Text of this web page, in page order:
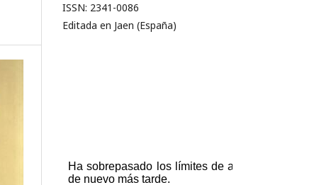
ISSN: 2341-0086
Editada en Jaen (España)